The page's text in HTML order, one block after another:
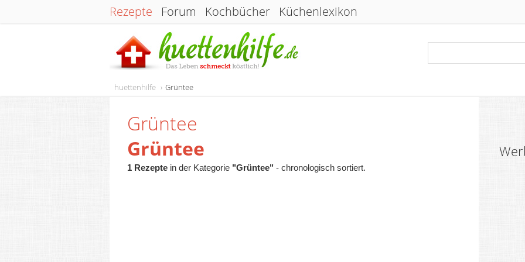
Rezepte Forum Kochbücher Küchenlexikon
huettenhilfe Grüntee
Grüntee
Grüntee
1 Rezepte in der Kategorie "Grüntee" - chronologisch sortiert.